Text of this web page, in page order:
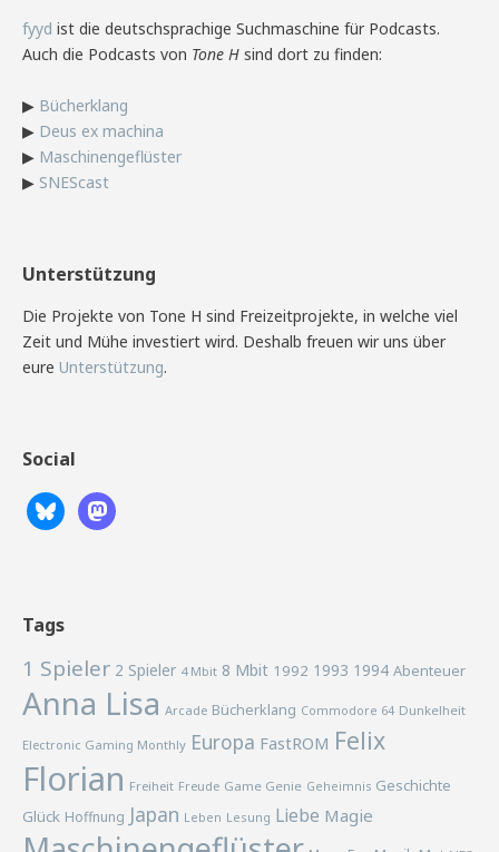
fyyd ist die deutschsprachige Suchmaschine für Podcasts.
Auch die Podcasts von Tone H sind dort zu finden:
▶ Bücherklang
▶ Deus ex machina
▶ Maschinengeflüster
▶ SNEScast
Unterstützung
Die Projekte von Tone H sind Freizeitprojekte, in welche viel
Zeit und Mühe investiert wird. Deshalb freuen wir uns über
eure Unterstützung.
Social
Tags
1 Spieler 2 Spieler 4 Mbit 8 Mbit 1992 1993 1994 Abenteuer
Anna Lisa Arcade Bücherklang Commodore 64 Dunkelheit
Electronic Gaming Monthly Europa FastROM Felix
Florian Freiheit Freude Game Genie Geheimnis Geschichte
Glück Hoffnung Japan Leben Lesung Liebe Magie